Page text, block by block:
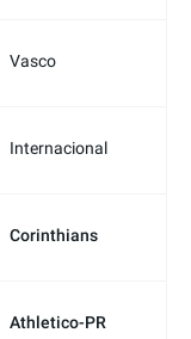
Vasco
Internacional
Corinthians
Athletico-PR